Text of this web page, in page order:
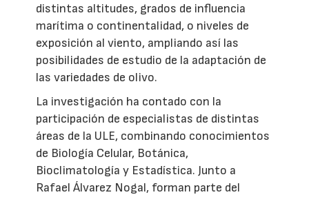
distintas altitudes, grados de influencia
marítima o continentalidad, o niveles de
exposición al viento, ampliando así las
posibilidades de estudio de la adaptación de
las variedades de olivo.
La investigación ha contado con la
participación de especialistas de distintas
áreas de la ULE, combinando conocimientos
de Biología Celular, Botánica,
Bioclimatología y Estadística. Junto a
Rafael Álvarez Nogal, forman parte del